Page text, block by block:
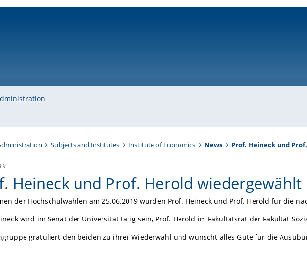
Subjects and Institutes Institute of Economics News Prof. Heineck und
Heineck und Prof. Herold wiedergewählt
der Hochschulwahlen am 25.06.2019 wurden Prof. Heineck und Prof. Herold für die
wird im Senat der Universität tätig sein, Prof. Herold im Fakultätsrat der Fakultät
gratuliert den beiden zu ihrer Wiederwahl und wünscht alles Gute für die